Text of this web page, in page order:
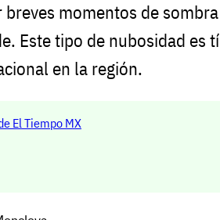
momentos de
Este tipo de nubosidad es
en la región.
El Tiempo MX